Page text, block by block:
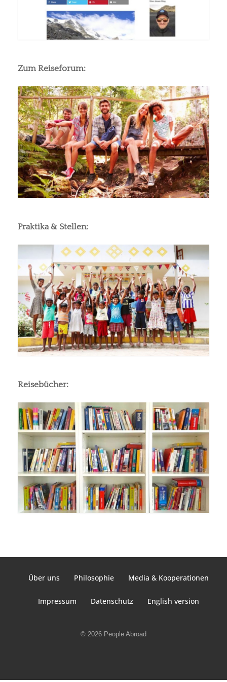
Zum Reiseforum:
Praktika & Stellen:
Reisebücher:
Über uns Philosophie Media & Kooperationen
Impressum Datenschutz English version
© 2026 People Abroad